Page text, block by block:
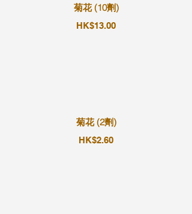
菊花 (10劑)
HK$13.00
菊花 (2劑)
HK$2.60